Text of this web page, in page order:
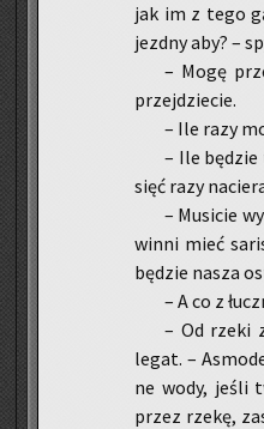
jak im z tego
jezd­ny aby? –
– Mogę
przej­dzie­cie.
– Ile razy
– Ile
sięć razy
– Mu­si­cie
win­ni mieć
bę­dzie nasza
– A co z
– Od rzeki
legat. –
ne wody, jeśli
przez rzekę,